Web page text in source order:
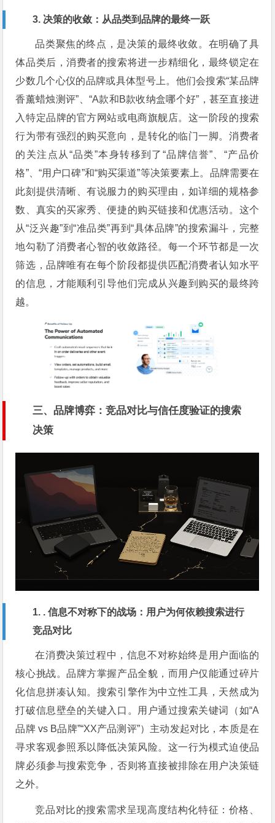
3. 决策的收敛：从品类到品牌的最终一跃
品类聚焦的终点，是决策的最终收敛。在明确了具
体品类后，消费者的搜索将进一步精细化，最终锁定在
少数几个心仪的品牌或具体型号上。他们会搜索“某品牌
香薰蜡烛测评”、“A款和B款收纳盒哪个好”，甚至直接进
入特定品牌的官方网站或电商旗舰店。这一阶段的搜索
行为带有强烈的购买意向，是转化的临门一脚。消费者
的关注点从“品类”本身转移到了“品牌信誉”、“产品价
格”、“用户口碑”和“购买渠道”等决策要素上。品牌需要在
此刻提供清晰、有说服力的购买理由，如详细的规格参
数、真实的买家秀、便捷的购买链接和优惠活动。这个
从“泛兴趣”到“准品类”再到“具体品牌”的搜索漏斗，完整
地勾勒了消费者心智的收敛路径。每一个环节都是一次
筛选，品牌唯有在每个阶段都提供匹配消费者认知水平
的信息，才能顺利引导他们完成从兴趣到购买的最终跨
越。
三、品牌博弈：竞品对比与信任度验证的搜索
决策
1. . 信息不对称下的战场：用户为何依赖搜索进行
竞品对比
在消费决策过程中，信息不对称始终是用户面临的
核心挑战。品牌方掌握产品全貌，而用户仅能通过碎片
化信息拼凑认知。搜索引擎作为中立性工具，天然成为
打破信息壁垒的关键入口。用户通过搜索关键词（如“A
品牌 vs B品牌”“XX产品测评”）主动发起对比，本质是在
寻求客观参照系以降低决策风险。这一行为模式迫使品
牌必须参与搜索竞争，否则将直接被排除在用户决策链
之外。
竞品对比的搜索需求呈现高度结构化特征：价格、